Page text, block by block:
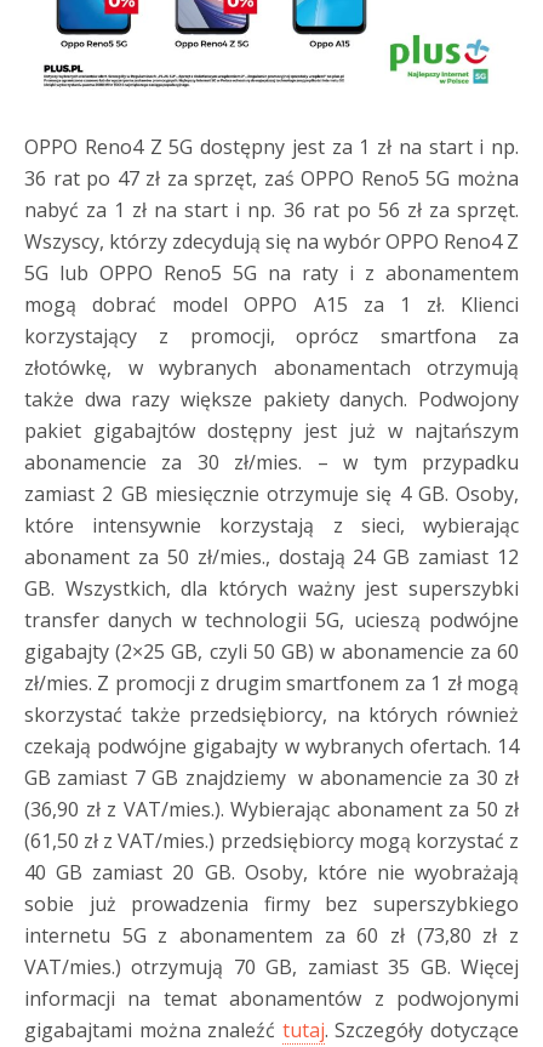
OPPO Reno4 Z 5G dostępny jest za 1 zł na start i np.
36 rat po 47 zł za sprzęt, zaś OPPO Reno5 5G można
nabyć za 1 zł na start i np. 36 rat po 56 zł za sprzęt.
Wszyscy, którzy zdecydują się na wybór OPPO Reno4 Z
5G lub OPPO Reno5 5G na raty i z abonamentem
mogą dobrać model OPPO A15 za 1 zł. Klienci
korzystający z promocji, oprócz smartfona za
złotówkę, w wybranych abonamentach otrzymują
także dwa razy większe pakiety danych. Podwojony
pakiet gigabajtów dostępny jest już w najtańszym
abonamencie za 30 zł/mies. – w tym przypadku
zamiast 2 GB miesięcznie otrzymuje się 4 GB. Osoby,
które intensywnie korzystają z sieci, wybierając
abonament za 50 zł/mies., dostają 24 GB zamiast 12
GB. Wszystkich, dla których ważny jest superszybki
transfer danych w technologii 5G, ucieszą podwójne
gigabajty (2×25 GB, czyli 50 GB) w abonamencie za 60
zł/mies. Z promocji z drugim smartfonem za 1 zł mogą
skorzystać także przedsiębiorcy, na których również
czekają podwójne gigabajty w wybranych ofertach. 14
GB zamiast 7 GB znajdziemy w abonamencie za 30 zł
(36,90 zł z VAT/mies.). Wybierając abonament za 50 zł
(61,50 zł z VAT/mies.) przedsiębiorcy mogą korzystać z
40 GB zamiast 20 GB. Osoby, które nie wyobrażają
sobie już prowadzenia firmy bez superszybkiego
internetu 5G z abonamentem za 60 zł (73,80 zł z
VAT/mies.) otrzymują 70 GB, zamiast 35 GB. Więcej
informacji na temat abonamentów z podwojonymi
gigabajtami można znaleźć tutaj. Szczegóły dotyczące